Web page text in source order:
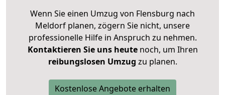
Wenn Sie einen Umzug von Flensburg nach
Meldorf planen, zögern Sie nicht, unsere
professionelle Hilfe in Anspruch zu nehmen.
Kontaktieren Sie uns heutenoch, um Ihren
reibungslosen Umzug zu planen.
Kostenlose Angebote erhalten